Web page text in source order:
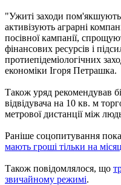
"Ужиті заходи пом'якшують
активізують аграрні
посівної кампанії,
фінансових ресурсів і
протиепідеміологічних
економіки Ігоря Петрашка.
Також уряд рекомендував
відвідувача на 10 кв. м
метрової дистанції між
Раніше соцопитування
мають гроші тільки на
Також повідомлялося, що
звичайному режимі.